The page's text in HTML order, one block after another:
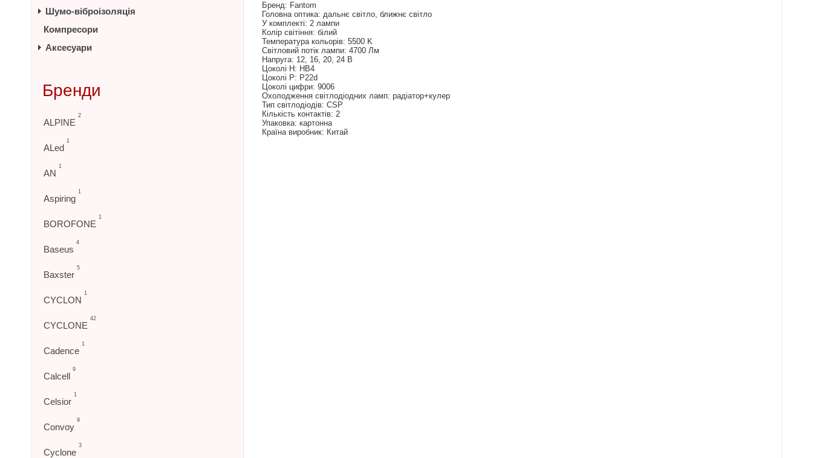
Бренд: Fantom
Головна оптика: дальнє світло, ближнє світло
У комплекті: 2 лампи
Колір світіння: білий
Температура кольорів: 5500 K
Світловий потік лампи: 4700 Лм
Напруга: 12, 16, 20, 24 В
Цоколі H: HB4
Цоколі P: P22d
Цоколі цифри: 9006
Охолодження світлодіодних ламп: радіатор+кулер
Тип світлодіодів: CSP
Кількість контактів: 2
Упаковка: картонна
Країна виробник: Китай
Шумо-віброізоляція
Компресори
Аксесуари
Бренди
ALPINE
2
ALed
1
AN
1
Aspiring
1
BOROFONE
1
Baseus
4
Baxster
5
CYCLON
1
CYCLONE
42
Cadence
1
Calcell
9
Celsior
1
Convoy
9
Cyclone
3